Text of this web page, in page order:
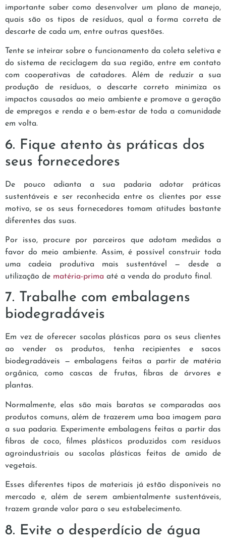
importante saber como desenvolver um plano de manejo,
quais são os tipos de resíduos, qual a forma correta de
descarte de cada um, entre outras questões.
Tente se inteirar sobre o funcionamento da coleta seletiva e
do sistema de reciclagem da sua região, entre em contato
com cooperativas de catadores. Além de reduzir a sua
produção de resíduos, o descarte correto minimiza os
impactos causados ao meio ambiente e promove a geração
de empregos e renda e o bem-estar de toda a comunidade
em volta.
6. Fique atento às práticas dos
seus fornecedores
De pouco adianta a sua padaria adotar práticas
sustentáveis e ser reconhecida entre os clientes por esse
motivo, se os seus fornecedores tomam atitudes bastante
diferentes das suas.
Por isso, procure por parceiros que adotam medidas a
favor do meio ambiente. Assim, é possível construir toda
uma cadeia produtiva mais sustentável — desde a
utilização de matéria-prima até a venda do produto final.
7. Trabalhe com embalagens
biodegradáveis
Em vez de oferecer sacolas plásticas para os seus clientes
ao vender os produtos, tenha recipientes e sacos
biodegradáveis — embalagens feitas a partir de matéria
orgânica, como cascas de frutas, fibras de árvores e
plantas.
Normalmente, elas são mais baratas se comparadas aos
produtos comuns, além de trazerem uma boa imagem para
a sua padaria. Experimente embalagens feitas a partir das
fibras de coco, filmes plásticos produzidos com resíduos
agroindustriais ou sacolas plásticas feitas de amido de
vegetais.
Esses diferentes tipos de materiais já estão disponíveis no
mercado e, além de serem ambientalmente sustentáveis,
trazem grande valor para o seu estabelecimento.
8. Evite o desperdício de água